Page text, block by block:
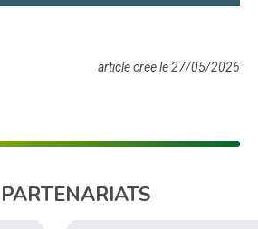
article crée le 27/05/2026